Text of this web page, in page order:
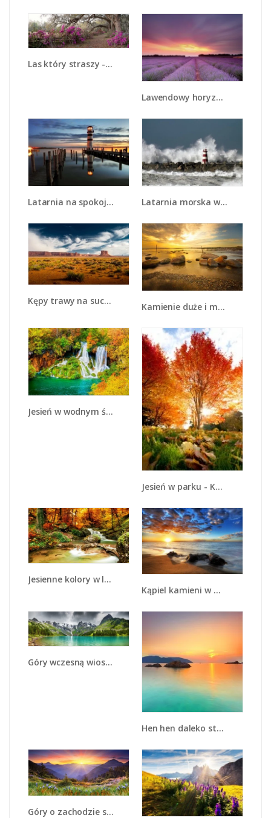
Las który straszy - KN1235A
Lawendowy horyzont - KN780
Latarnia na spokojnym morzu - KN1271A Latarnia morska w sztormie - KN626
Kępy trawy na suchym piasku - KN1132A
Kamienie duże i małe - KN1055
Jesień w wodnym świecie - KN123
Jesień w parku - KN073
Jesienne kolory w lesie - KN1094A
Kąpiel kamieni w morzu - KN904
Góry wczesną wiosną - KN134
Hen hen daleko stąd - KN845
Góry o zachodzie słońca - KN014